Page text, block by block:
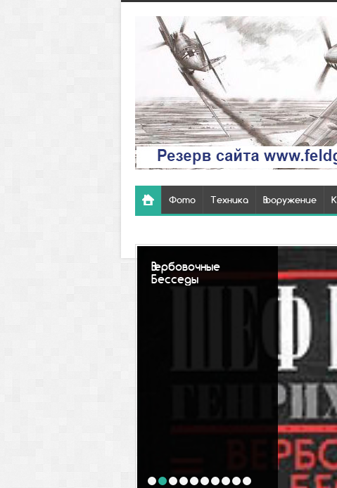
Фото Техника Вооружение
Вербовочные
Бесседы
1 2 3 4 5 6 7 8 9